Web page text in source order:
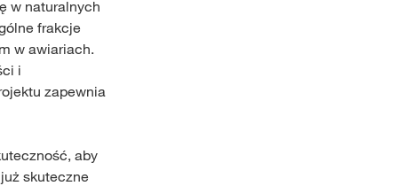
w naturalnych
frakcje
w awiariach.
i
zapewnia
aby
skuteczne